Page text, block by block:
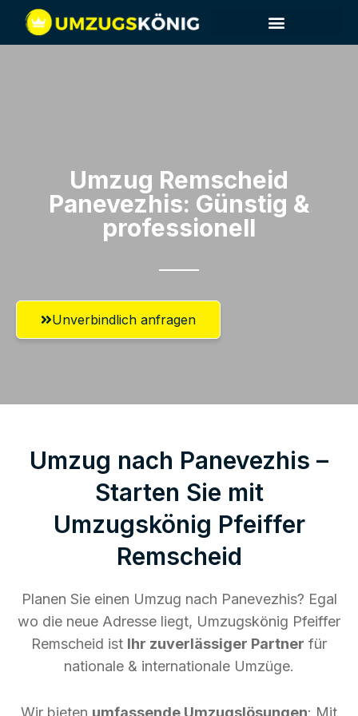
Umzug Remscheid​
Panevezhis: Günstig &
professionell​
Unverbindlich anfragen
Umzug nach Panevezhis –
Starten Sie mit
Umzugskönig Pfeiffer
Remscheid
Planen Sie einen Umzug nach Panevezhis? Egal
wo die neue Adresse liegt, Umzugskönig Pfeiffer
Remscheid ist Ihr zuverlässiger Partner für
nationale & internationale Umzüge.
Wir bieten umfassende Umzugslösungen: Mit